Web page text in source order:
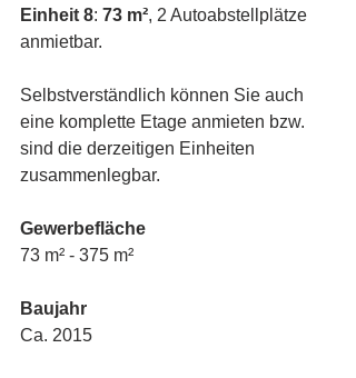
Einheit 8: 73 m², 2 Autoabstellplätze
anmietbar.
Selbstverständlich können Sie auch
eine komplette Etage anmieten bzw.
sind die derzeitigen Einheiten
zusammenlegbar.
Gewerbefläche
73 m² - 375 m²
Baujahr
Ca. 2015